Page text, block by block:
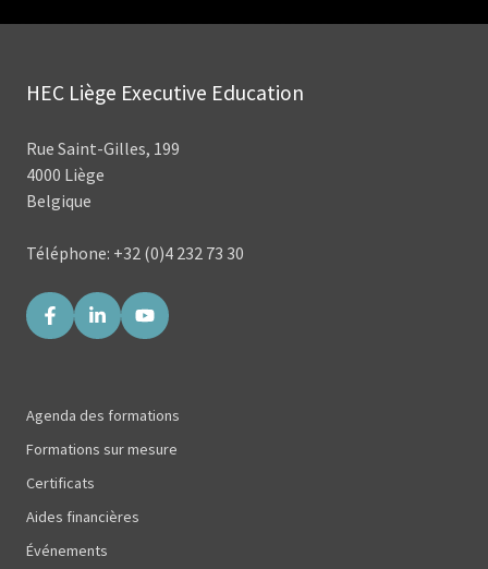
HEC Liège Executive Education
Rue Saint-Gilles, 199
4000 Liège
Belgique
Téléphone: +32 (0)4 232 73 30
Agenda des formations
Formations sur mesure
Certificats
Aides financières
Événements